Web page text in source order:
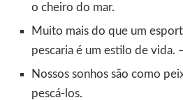
o cheiro do mar.
Muito mais do que um
pescaria é um estilo de vida.
Nossos sonhos são como
pescá-los.